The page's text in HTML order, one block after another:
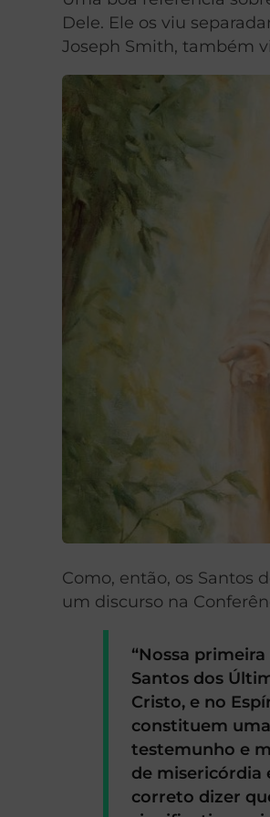
Dele. Ele os viu
Joseph Smith, também
Como, então, os Santos
um discurso na
“Nossa
Santos dos
Cristo, e no
constituem
testemunho e
de misericórdia
correto dizer